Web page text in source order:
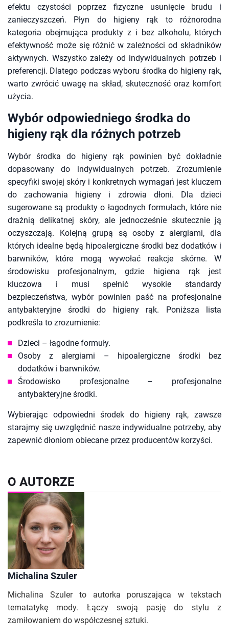
efektu czystości poprzez fizyczne usunięcie brudu i
zanieczyszczeń. Płyn do higieny rąk to różnorodna
kategoria obejmująca produkty z i bez alkoholu, których
efektywność może się różnić w zależności od składników
aktywnych. Wszystko zależy od indywidualnych potrzeb i
preferencji. Dlatego podczas wyboru środka do higieny rąk,
warto zwrócić uwagę na skład, skuteczność oraz komfort
użycia.
Wybór odpowiedniego środka do
higieny rąk dla różnych potrzeb
Wybór środka do higieny rąk powinien być dokładnie
dopasowany do indywidualnych potrzeb. Zrozumienie
specyfiki swojej skóry i konkretnych wymagań jest kluczem
do zachowania higieny i zdrowia dłoni. Dla dzieci
sugerowane są produkty o łagodnych formułach, które nie
drażnią delikatnej skóry, ale jednocześnie skutecznie ją
oczyszczają. Kolejną grupą są osoby z alergiami, dla
których idealne będą hipoalergiczne środki bez dodatków i
barwników, które mogą wywołać reakcje skórne. W
środowisku profesjonalnym, gdzie higiena rąk jest
kluczowa i musi spełnić wysokie standardy
bezpieczeństwa, wybór powinien paść na profesjonalne
antybakteryjne środki do higieny rąk. Poniższa lista
podkreśla to zrozumienie:
Dzieci – łagodne formuły.
Osoby z alergiami – hipoalergiczne środki bez
dodatków i barwników.
Środowisko profesjonalne – profesjonalne
antybakteryjne środki.
Wybierając odpowiedni środek do higieny rąk, zawsze
starajmy się uwzględnić nasze indywidualne potrzeby, aby
zapewnić dłoniom obiecane przez producentów korzyści.
O AUTORZE
Michalina Szuler
Michalina Szuler to autorka poruszająca w tekstach
tematatykę mody. Łączy swoją pasję do stylu z
zamiłowaniem do współczesnej sztuki.